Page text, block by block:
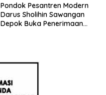
Pondok Pesantren Modern
Darus Sholihin Sawangan
Depok Buka Penerimaan